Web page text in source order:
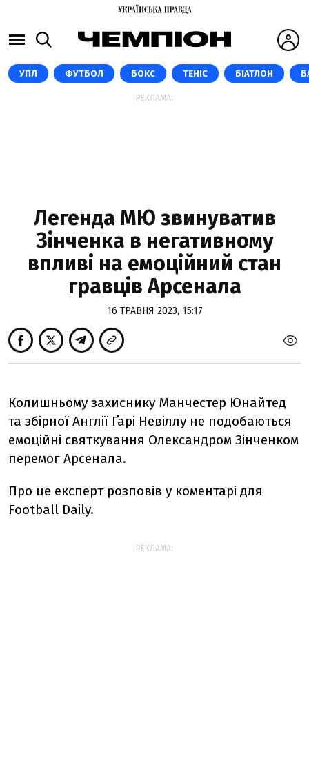
УПЛ ФУТБОЛ БОКС ТЕНІС БІАТЛОН
РЕКЛАМА:
Легенда МЮ звинуватив
Зінченка в негативному
впливі на емоційний стан
гравців Арсенала
16 ТРАВНЯ 2023, 15:17
Колишньому захиснику Манчестер Юнайтед
та збірної Англії Ґарі Невіллу не подобаються
емоційні святкування Олександром Зінченком
перемог Арсенала.
Про це експерт розповів у коментарі для
Football Daily.
РЕКЛАМА: